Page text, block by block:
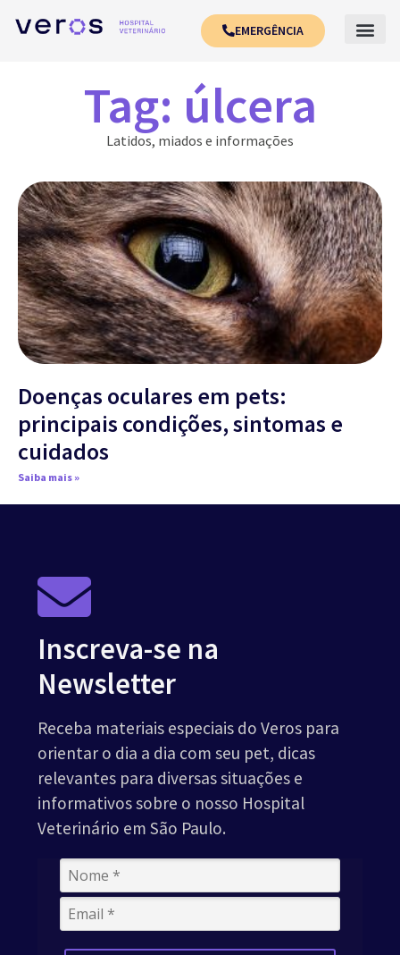
EMERGÊNCIA
Tag: úlcera
Latidos, miados e informações
Doenças oculares em pets:
principais condições, sintomas e
cuidados
Saiba mais »
Inscreva-se na
Newsletter
Receba materiais especiais do Veros para
orientar o dia a dia com seu pet, dicas
relevantes para diversas situações e
informativos sobre o nosso Hospital
Veterinário em São Paulo.